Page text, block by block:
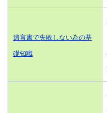
遺言書で失敗しない為の基
礎知識